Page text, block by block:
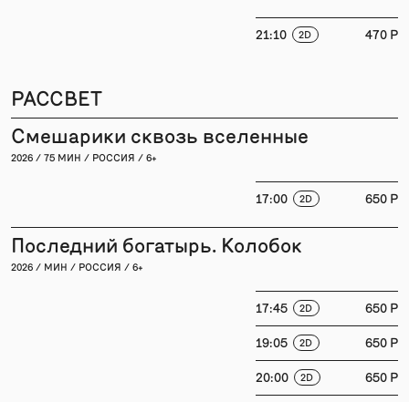
21:10 2D 470 P
РАССВЕТ
Смешарики сквозь вселенные
2026 / 75 МИН / РОССИЯ / 6+
17:00 2D 650 P
Последний богатырь. Колобок
2026 / МИН / РОССИЯ / 6+
17:45 2D 650 P
19:05 2D 650 P
20:00 2D 650 P